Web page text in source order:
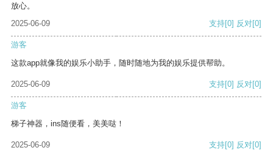
放心。
2025-06-09
支持[0] 反对[0]
游客
这款app就像我的娱乐小助手，随时随地为我的娱乐提供帮助。
2025-06-09 支持[0] 反对[0]
游客
梯子神器，ins随便看，美美哒！
2025-06-09 支持[0] 反对[0]